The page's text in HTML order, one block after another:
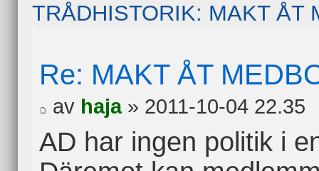
TRÅDHISTORIK: MAKT ÅT
Re: MAKT ÅT
av haja» 2011-10-04 22.35
AD har ingen politik i